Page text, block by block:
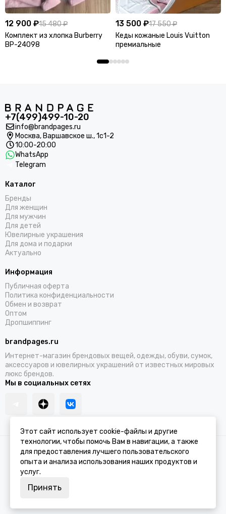
12 900 ₽15 480 ₽
Комплект из хлопка Burberry
BP-24098
13 500 ₽17 550 ₽
Кеды кожаные Louis Vuitton
премиальные
+7(499)499-10-20
info@brandpages.ru
Москва, Варшавское ш., 1с1-2
10:00-20:00
WhatsApp
Telegram
Каталог
Бренды
Для женщин
Для мужчин
Для детей
Ювелирные украшения
Для дома и подарки
Актуально
Информация
Публичная оферта
Политика конфиденциальности
Обмен и возврат
Оптом
Дропшиппинг
brandpages.ru
Интернет-магазин брендовых вещей, одежды, обуви, сумок,
аксессуаров и ювелирных украшений от известных мировых
люкс брендов.
Мы в социальных сетях
2026 © BRANDPAGES.Карта сайта
Этот сайт использует cookie-файлы и другие
технологии, чтобы помочь Вам в навигации, а также
для предоставления лучшего пользовательского
опыта и анализа использования наших продуктов и
услуг.
Принять